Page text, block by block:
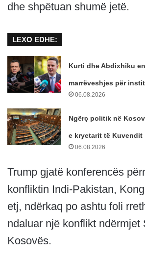
dhe shpëtuan shumë jetë.
LEXO EDHE:
Kurti dhe Abdixhiku
marrëveshjes për
06.08.2026
Ngërç politik në
e kryetarit të Kuvendit
06.08.2026
Trump gjatë konferencës
konfliktin Indi-Pakistan,
etj, ndërkaq po ashtu foli
ndaluar një konflikt ndërmjet
Kosovës.